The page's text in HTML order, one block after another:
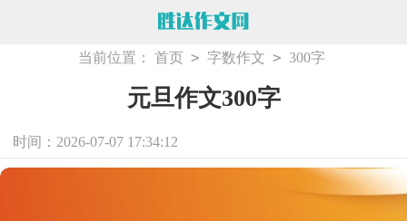
当前位置： 首页 > 字数作文 > 300字
元旦作文300字
时间：2026-07-07 17:34:12